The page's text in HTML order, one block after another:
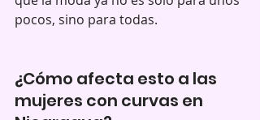
pocos, sino para todas.
¿Cómo afecta esto a las
mujeres con curvas en